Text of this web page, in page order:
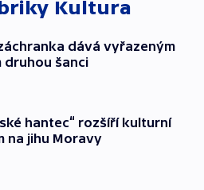
Kultura
dává vyřazeným
druhou šanci
hantec“ rozšíří kulturní
na jihu Moravy